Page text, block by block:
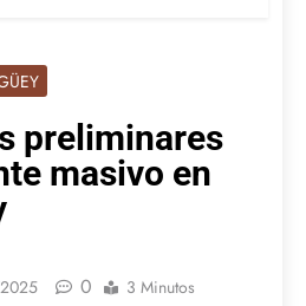
preliminares
masivo en
0 3 Minutos